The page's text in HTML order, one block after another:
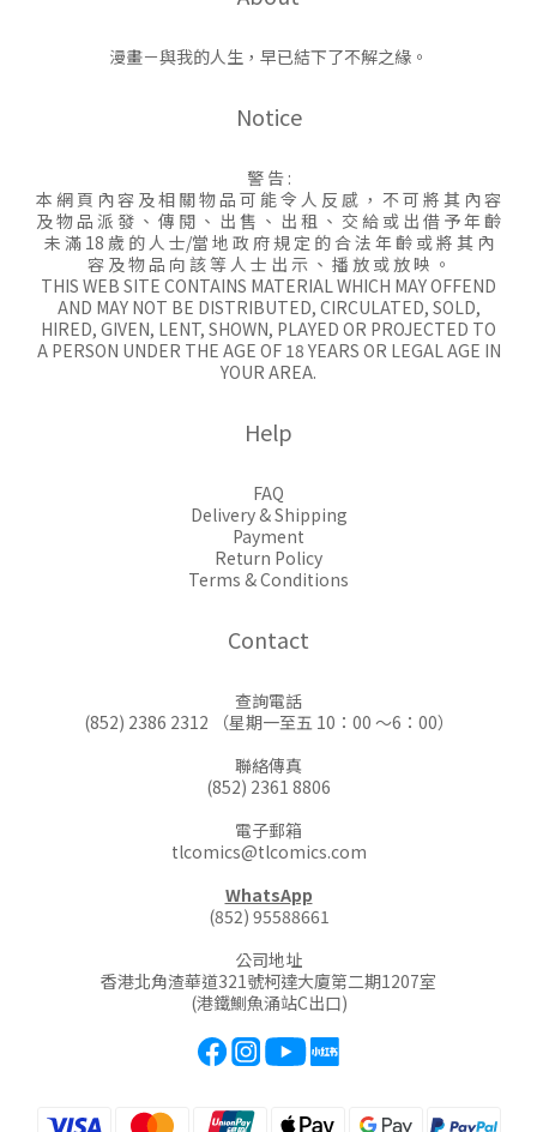
漫畫－與我的人生，早已結下了不解之緣。
Notice
警 告 :
本 網 頁 內 容 及 相 關 物 品 可 能 令 人 反 感 ， 不 可 將 其 內 容
及 物 品 派 發 、 傳 閱 、 出 售 、 出 租 、 交 給 或 出 借 予 年 齡
未 滿 18 歲 的 人 士/當 地 政 府 規 定 的 合 法 年 齡 或 將 其 內
容 及 物 品 向 該 等 人 士 出 示 、 播 放 或 放 映 。
THIS WEB SITE CONTAINS MATERIAL WHICH MAY OFFEND
AND MAY NOT BE DISTRIBUTED, CIRCULATED, SOLD,
HIRED, GIVEN, LENT, SHOWN, PLAYED OR PROJECTED TO
A PERSON UNDER THE AGE OF 18 YEARS OR LEGAL AGE IN
YOUR AREA.
Help
FAQ
Delivery & Shipping
Payment
Return Policy
Terms & Conditions
Contact
查詢電話
(852) 2386 2312 （星期一至五 10：00 ～6：00）
聯絡傳真
(852) 2361 8806
電子郵箱
tlcomics@tlcomics.com
WhatsApp
(852) 95588661
公司地址
香港北角渣華道321號柯達大廈第二期1207室
(港鐵鰂魚涌站C出口)